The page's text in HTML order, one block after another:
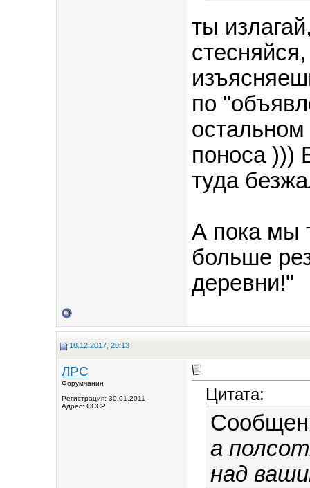
ты
по
остальном
поноса )))
туда
А пока мы
больше
деревни!"
18.12.2017, 20:13
ЛРС
Форумчанин
Регистрация: 30.01.2011
Адрес: СССР
Цитата:
а
над